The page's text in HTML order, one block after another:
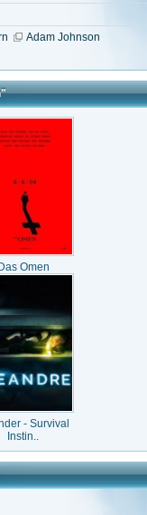
Adam Johnson
Das Omen
- Survival
Instin..